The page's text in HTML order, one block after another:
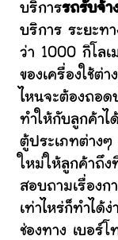
บริการรถรับจ้า
บริการ ระยะท
ว่า 1000 กิโลเ
ของเครื่องใช้ต่
ไหนจะต้องถอ
ทำให้กับลูกค้าไ
ตู้ประเภทต่างๆ
ใหม่ให้ลูกค้าถึง
สอบถามเรื่องก
เท่าไหร่ก็ทำได้
ช่องทาง เบอร์